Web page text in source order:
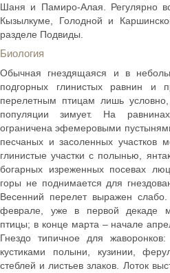
Шаня и Памиро-Алая. Регулярно
Кызылкуме, Голодной и
разделе Подвиды.
Биология
Обычная гнездящаяся и в
подгорных глинистых равнин и
перелетным птицам лишь
популяции зимует. На
ограничена эфемеровыми
песчаных и засоленных участков
глинистые участки с полынью,
богарных изреженных посевах
горы не поднимается для
Весенний перелет выражен
феврале, уже в первой декаде
птицы; в конце марта – начале
Гнездо типичное для
кустиками полыни, кузинии,
стеблей и листьев злаков. Лоток